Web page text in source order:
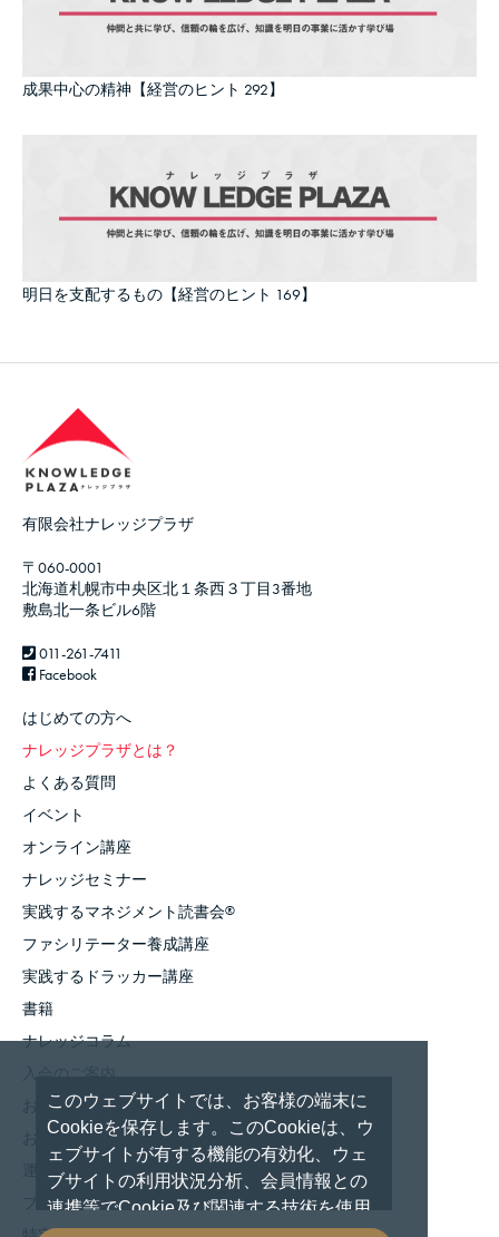
このウェブサイトでは、お客様の端末に
Cookieを保存します。このCookieは、ウ
ェブサイトが有する機能の有効化、ウェ
ブサイトの利用状況分析、会員情報との
連携等でCookie及び関連する技術を使用
成果中心の精神【経営のヒント 292】
明日を支配するもの【経営のヒント 169】
有限会社ナレッジプラザ
〒060-0001
北海道札幌市中央区北１条西３丁目3番地
敷島北一条ビル6階
011-261-7411
Facebook
はじめての方へ
ナレッジプラザとは？
よくある質問
イベント
オンライン講座
ナレッジセミナー
実践するマネジメント読書会®
ファシリテーター養成講座
実践するドラッカー講座
書籍
ナレッジコラム
入会のご案内
お知らせ
お問い合わせ
運営者情報
プライバシーポリシー